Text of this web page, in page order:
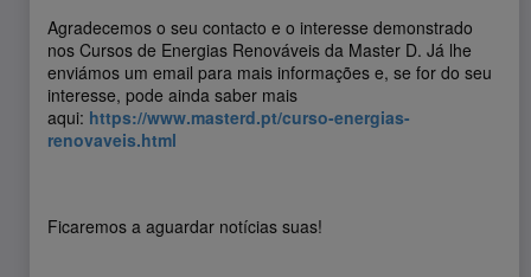
Agradecemos o seu contacto e o interesse demonstrado
nos Cursos de Energias Renováveis da Master D. Já lhe
enviámos um email para mais informações e, se for do seu
interesse, pode ainda saber mais
aqui: https://www.masterd.pt/curso-energias-
renovaveis.html
Ficaremos a aguardar notícias suas!